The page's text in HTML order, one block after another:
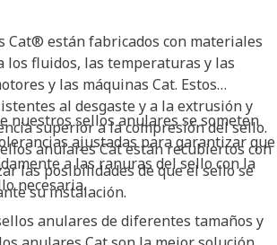
Cat® están fabricados con materiales
los fluidos, las temperaturas y las
y las máquinas Cat. Estos
al desgaste y a la extrusión y
superior a la compresión del sello.
anulares Cat están recubiertos con
las posibilidades de que el sello se
su instalación.
nuestros sellos anulares se someten
ajustadas para garantizar que
a las ranuras del sello con la
necesaria.
anulares de diferentes tamaños y